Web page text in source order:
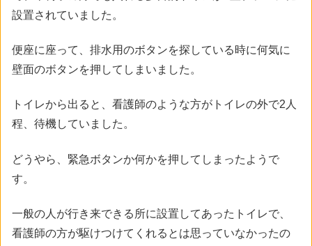
設置されていました。
便座に座って、排水用のボタンを探している時に何気に
壁面のボタンを押してしまいました。
トイレから出ると、看護師のような方がトイレの外で2人
程、待機していました。
どうやら、緊急ボタンか何かを押してしまったようで
す。
一般の人が行き来できる所に設置してあったトイレで、
看護師の方が駆けつけてくれるとは思っていなかったの